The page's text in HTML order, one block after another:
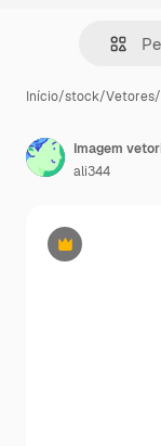
Início/stock/Vetores/
Premium
ali344